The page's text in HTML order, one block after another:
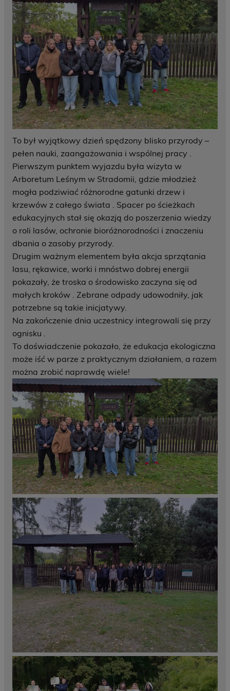
To był wyjątkowy dzień spędzony blisko przyrody –
pełen nauki, zaangażowania i wspólnej pracy .
Pierwszym punktem wyjazdu była wizyta w
Arboretum Leśnym w Stradomii, gdzie młodzież
mogła podziwiać różnorodne gatunki drzew i
krzewów z całego świata . Spacer po ścieżkach
edukacyjnych stał się okazją do poszerzenia wiedzy
o roli lasów, ochronie bioróżnorodności i znaczeniu
dbania o zasoby przyrody.
Drugim ważnym elementem była akcja sprzątania
lasu, rękawice, worki i mnóstwo dobrej energii
pokazały, że troska o środowisko zaczyna się od
małych kroków . Zebrane odpady udowodniły, jak
potrzebne są takie inicjatywy.
Na zakończenie dnia uczestnicy integrowali się przy
ognisku .
To doświadczenie pokazało, że edukacja ekologiczna
może iść w parze z praktycznym działaniem, a razem
można zrobić naprawdę wiele!